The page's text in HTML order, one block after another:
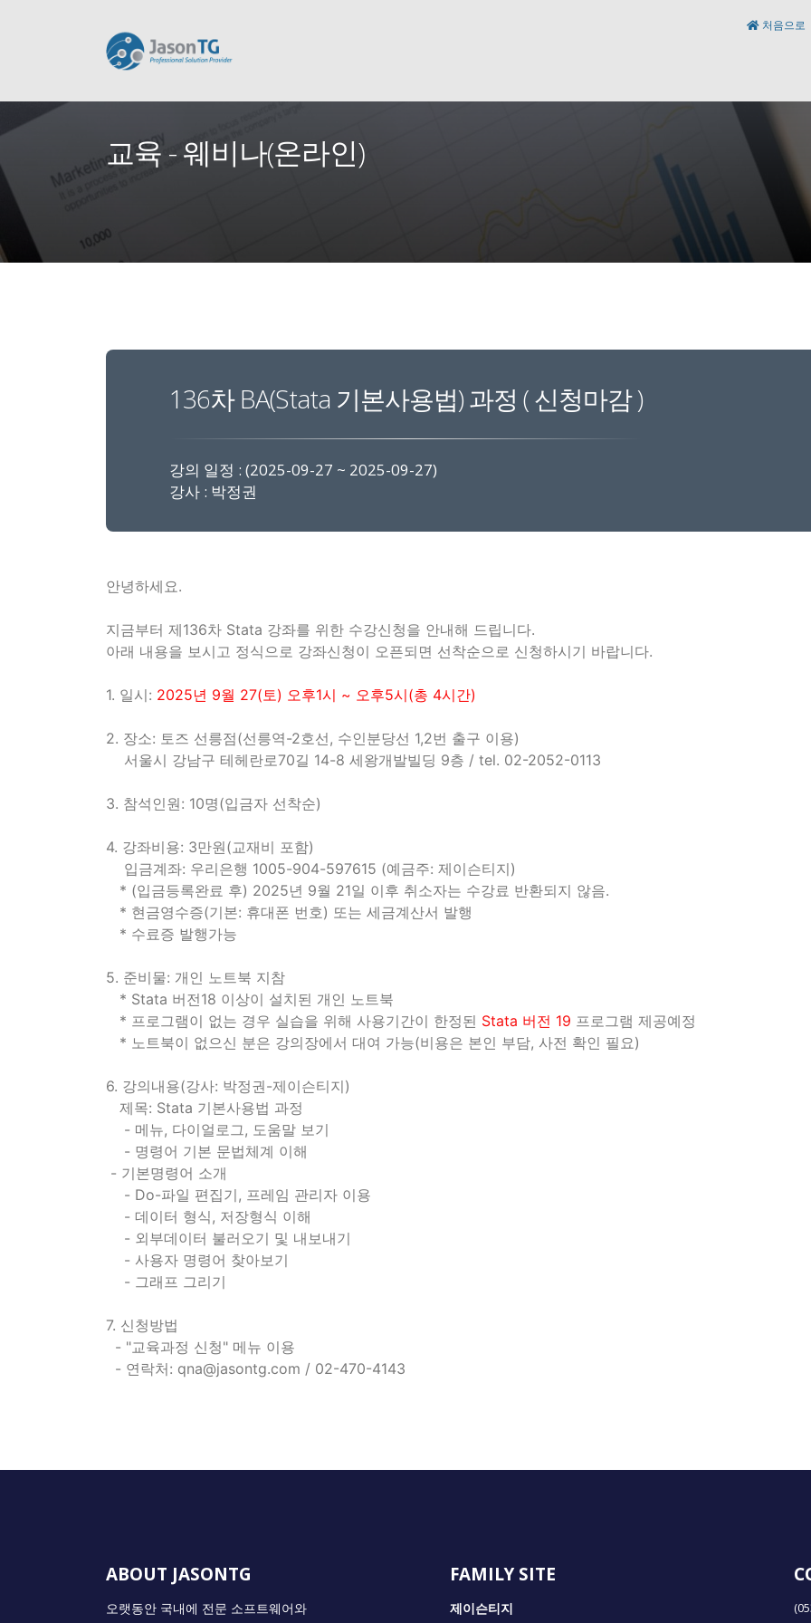
처음으로
교육 - 웨비나(온라인)
136차 BA(Stata 기본사용법) 과정 ( 신청마감 )
강의 일정 : (2025-09-27 ~ 2025-09-27)
강사 : 박정권
안녕하세요.
지금부터 제136차 Stata 강좌를 위한 수강신청을 안내해 드립니다.
아래 내용을 보시고 정식으로 강좌신청이 오픈되면 선착순으로 신청하시기 바랍니다.
1. 일시: 2025년 9월 27(토) 오후1시 ~ 오후5시(총 4시간)
2. 장소: 토즈 선릉점(선릉역-2호선, 수인분당선 1,2번 출구 이용)
서울시 강남구 테헤란로70길 14-8 세왕개발빌딩 9층 / tel. 02-2052-0113
3. 참석인원: 10명(입금자 선착순)
4. 강좌비용: 3만원(교재비 포함)
입금계좌: 우리은행 1005-904-597615 (예금주: 제이슨티지)
* (입금등록완료 후) 2025년 9월 21일 이후 취소자는 수강료 반환되지 않음.
* 현금영수증(기본: 휴대폰 번호) 또는 세금계산서 발행
* 수료증 발행가능
5. 준비물: 개인 노트북 지참
* Stata 버전18 이상이 설치된 개인 노트북
* 프로그램이 없는 경우 실습을 위해 사용기간이 한정된 Stata 버전 19 프로그램 제공예정
* 노트북이 없으신 분은 강의장에서 대여 가능(비용은 본인 부담, 사전 확인 필요)
6. 강의내용(강사: 박정권-제이슨티지)
제목: Stata 기본사용법 과정
- 메뉴, 다이얼로그, 도움말 보기
- 명령어 기본 문법체계 이해
- 기본명령어 소개
- Do-파일 편집기, 프레임 관리자 이용
- 데이터 형식, 저장형식 이해
- 외부데이터 불러오기 및 내보내기
- 사용자 명령어 찾아보기
- 그래프 그리기
​7. 신청방법
- "교육과정 신청" 메뉴 이용
​ - 연락처: qna@jasontg.com / 02-470-4143
ABOUT JASONTG
오랫동안 국내에 전문 소프트웨어와
FAMILY SITE
제이슨티지